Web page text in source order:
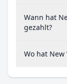
Wann hat
gezahlt?
Wo hat New